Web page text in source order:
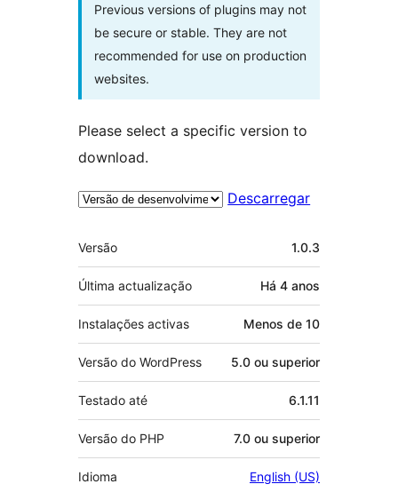
Previous versions of plugins may not
be secure or stable. They are not
recommended for use on production
websites.
Please select a specific version to
download.
Descarregar
Metadados
Versão 1.0.3
Última actualização Há 4 anos
Instalações activas Menos de 10
Versão do WordPress 5.0 ou superior
Testado até 6.1.11
Versão do PHP 7.0 ou superior
Idioma English (US)